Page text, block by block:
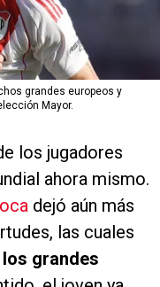
grandes europeos y
Mayor.
los jugadores
ahora mismo.
dejó aún más
las cuales
grandes